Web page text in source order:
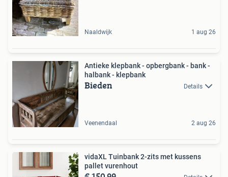
Naaldwijk 1 aug 26
Antieke klepbank - opbergbank - bank -
halbank - klepbank
Bieden Details
Veenendaal 2 aug 26
vidaXL Tuinbank 2-zits met kussens
pallet vurenhout